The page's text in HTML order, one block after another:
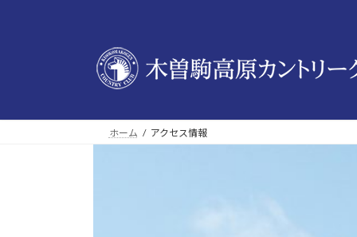
ス
ン
ホーム アクセス情報